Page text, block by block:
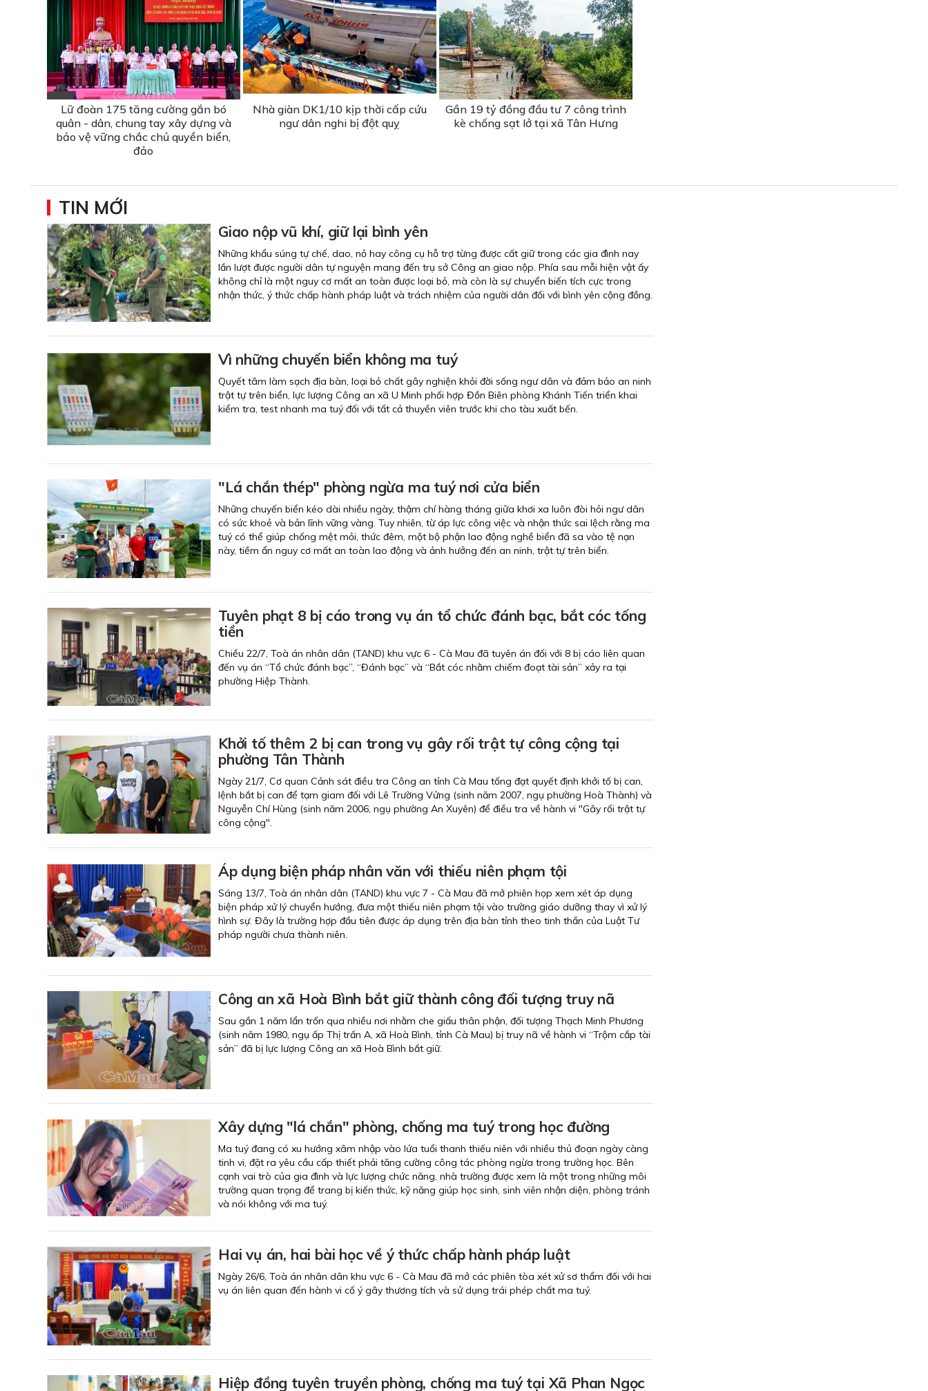
Lữ đoàn 175 tăng cường gắn bó
quân - dân, chung tay xây dựng và
bảo vệ vững chắc chủ quyền biển,
đảo
Nhà giàn DK1/10 kịp thời cấp cứu
ngư dân nghi bị đột quỵ
Gần 19 tỷ đồng đầu tư 7 công trình
kè chống sạt lở tại xã Tân Hưng
TIN MỚI
Giao nộp vũ khí, giữ lại bình yên
Những khẩu súng tự chế, dao, nỏ hay công cụ hỗ trợ từng được cất giữ trong các gia đình nay
lần lượt được người dân tự nguyện mang đến trụ sở Công an giao nộp. Phía sau mỗi hiện vật ấy
không chỉ là một nguy cơ mất an toàn được loại bỏ, mà còn là sự chuyển biến tích cực trong
nhận thức, ý thức chấp hành pháp luật và trách nhiệm của người dân đối với bình yên cộng đồng.
Vì những chuyến biển không ma tuý
Quyết tâm làm sạch địa bàn, loại bỏ chất gây nghiện khỏi đời sống ngư dân và đảm bảo an ninh
trật tự trên biển, lực lượng Công an xã U Minh phối hợp Đồn Biên phòng Khánh Tiến triển khai
kiểm tra, test nhanh ma tuý đối với tất cả thuyền viên trước khi cho tàu xuất bến.
"Lá chắn thép" phòng ngừa ma tuý nơi cửa biển
Những chuyến biển kéo dài nhiều ngày, thậm chí hàng tháng giữa khơi xa luôn đòi hỏi ngư dân
có sức khoẻ và bản lĩnh vững vàng. Tuy nhiên, từ áp lực công việc và nhận thức sai lệch rằng ma
tuý có thể giúp chống mệt mỏi, thức đêm, một bộ phận lao động nghề biển đã sa vào tệ nạn
này, tiềm ẩn nguy cơ mất an toàn lao động và ảnh hưởng đến an ninh, trật tự trên biển.
Tuyên phạt 8 bị cáo trong vụ án tổ chức đánh bạc, bắt cóc tống
tiền
Chiều 22/7, Toà án nhân dân (TAND) khu vực 6 - Cà Mau đã tuyên án đối với 8 bị cáo liên quan
đến vụ án “Tổ chức đánh bạc”, “Đánh bạc” và “Bắt cóc nhằm chiếm đoạt tài sản” xảy ra tại
phường Hiệp Thành.
Khởi tố thêm 2 bị can trong vụ gây rối trật tự công cộng tại
phường Tân Thành
Ngày 21/7, Cơ quan Cảnh sát điều tra Công an tỉnh Cà Mau tống đạt quyết định khởi tố bị can,
lệnh bắt bị can để tạm giam đối với Lê Trường Vửng (sinh năm 2007, ngụ phường Hoà Thành) và
Nguyễn Chí Hùng (sinh năm 2006, ngụ phường An Xuyên) để điều tra về hành vi "Gây rối trật tự
công cộng".
Áp dụng biện pháp nhân văn với thiếu niên phạm tội
Sáng 13/7, Toà án nhân dân (TAND) khu vực 7 - Cà Mau đã mở phiên họp xem xét áp dụng
biện pháp xử lý chuyển hướng, đưa một thiếu niên phạm tội vào trường giáo dưỡng thay vì xử lý
hình sự. Đây là trường hợp đầu tiên được áp dụng trên địa bàn tỉnh theo tinh thần của Luật Tư
pháp người chưa thành niên.
Công an xã Hoà Bình bắt giữ thành công đối tượng truy nã
Sau gần 1 năm lẩn trốn qua nhiều nơi nhằm che giấu thân phận, đối tượng Thạch Minh Phương
(sinh năm 1980, ngụ ấp Thị trấn A, xã Hoà Bình, tỉnh Cà Mau) bị truy nã về hành vi “Trộm cắp tài
sản” đã bị lực lượng Công an xã Hoà Bình bắt giữ.
Xây dựng "lá chắn" phòng, chống ma tuý trong học đường
Ma tuý đang có xu hướng xâm nhập vào lứa tuổi thanh thiếu niên với nhiều thủ đoạn ngày càng
tinh vi, đặt ra yêu cầu cấp thiết phải tăng cường công tác phòng ngừa trong trường học. Bên
cạnh vai trò của gia đình và lực lượng chức năng, nhà trường được xem là một trong những môi
trường quan trọng để trang bị kiến thức, kỹ năng giúp học sinh, sinh viên nhận diện, phòng tránh
và nói không với ma tuý.
Hai vụ án, hai bài học về ý thức chấp hành pháp luật
Ngày 26/6, Toà án nhân dân khu vực 6 - Cà Mau đã mở các phiên tòa xét xử sơ thẩm đối với hai
vụ án liên quan đến hành vi cố ý gây thương tích và sử dụng trái phép chất ma tuý.
Hiệp đồng tuyên truyền phòng, chống ma tuý tại Xã Phan Ngọc